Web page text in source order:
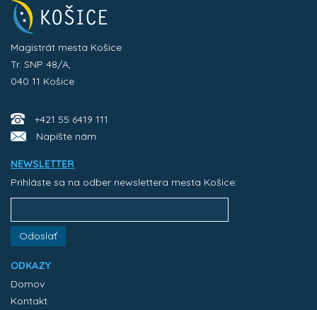
Magistrát mesta Košice
Tr. SNP 48/A,
040 11 Košice
+421 55 6419 111
Napíšte nám
NEWSLETTER
Prihláste sa na odber newslettera mesta Košice:
Odoslať
ODKAZY
Domov
Kontakt